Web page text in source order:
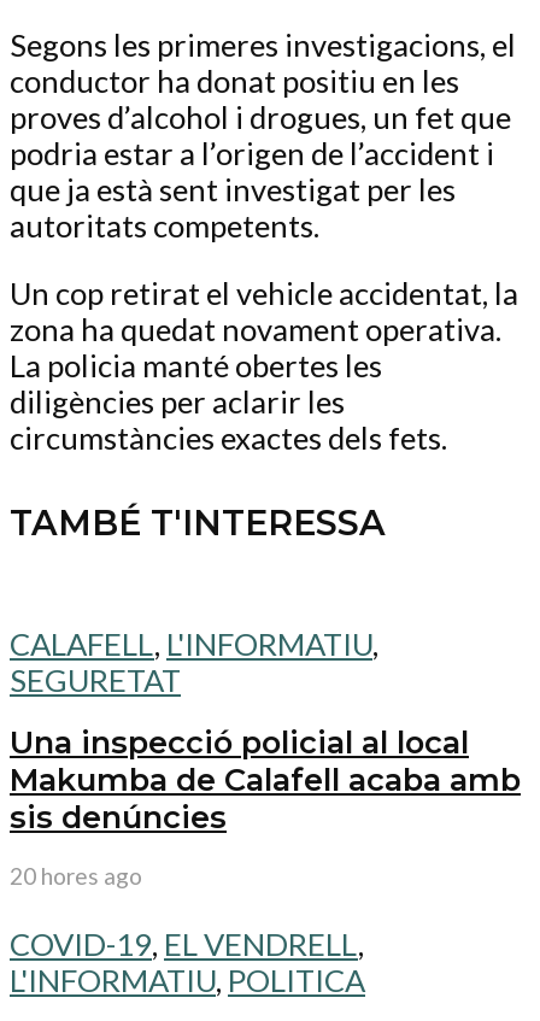
Segons les primeres investigacions, el
conductor ha donat positiu en les
proves d’alcohol i drogues, un fet que
podria estar a l’origen de l’accident i
que ja està sent investigat per les
autoritats competents.
Un cop retirat el vehicle accidentat, la
zona ha quedat novament operativa.
La policia manté obertes les
diligències per aclarir les
circumstàncies exactes dels fets.
TAMBÉ T'INTERESSA
CALAFELL, L'INFORMATIU,
SEGURETAT
Una inspecció policial al local
Makumba de Calafell acaba amb
sis denúncies
20 hores ago
COVID-19, EL VENDRELL ,
L'INFORMATIU, POLITICA